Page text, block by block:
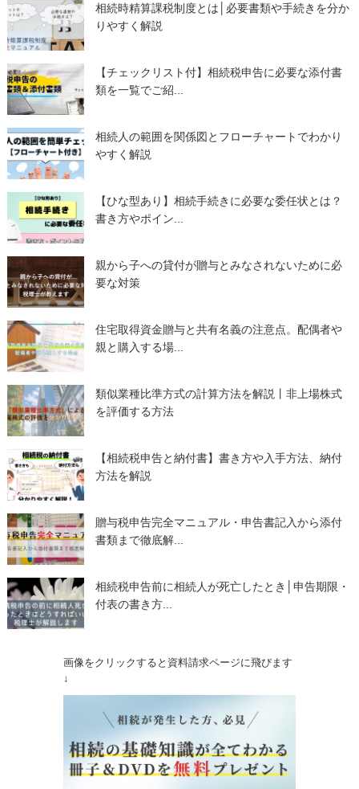
相続時精算課税制度とは│必要書類や手続きを分か
りやすく解説
【チェックリスト付】相続税申告に必要な添付書
類を一覧でご紹...
相続人の範囲を関係図とフローチャートでわかり
やすく解説
【ひな型あり】相続手続きに必要な委任状とは？
書き方やポイン...
親から子への貸付が贈与とみなされないために必
要な対策
住宅取得資金贈与と共有名義の注意点。配偶者や
親と購入する場...
類似業種比準方式の計算方法を解説丨非上場株式
を評価する方法
【相続税申告と納付書】書き方や入手方法、納付
方法を解説
贈与税申告完全マニュアル・申告書記入から添付
書類まで徹底解...
相続税申告前に相続人が死亡したとき│申告期限・
付表の書き方...
画像をクリックすると資料請求ページに飛びます
↓